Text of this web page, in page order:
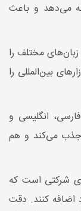
می‌دهد و باعث
مختلف را
بین‌المللی را
انگلیسی و
جذب می‌کند و هم
شرکتی است که
اضافه کنند. دقت